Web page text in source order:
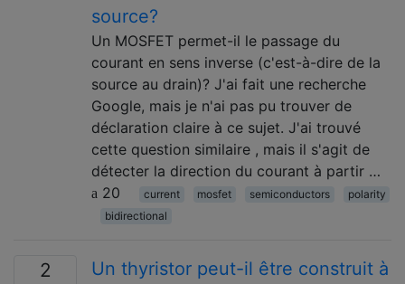
source?
Un MOSFET permet-il le passage du
courant en sens inverse (c'est-à-dire de la
source au drain)? J'ai fait une recherche
Google, mais je n'ai pas pu trouver de
déclaration claire à ce sujet. J'ai trouvé
cette question similaire , mais il s'agit de
détecter la direction du courant à partir …
20
current mosfet semiconductors
polarity
bidirectional
2
Un thyristor peut-il être construit à